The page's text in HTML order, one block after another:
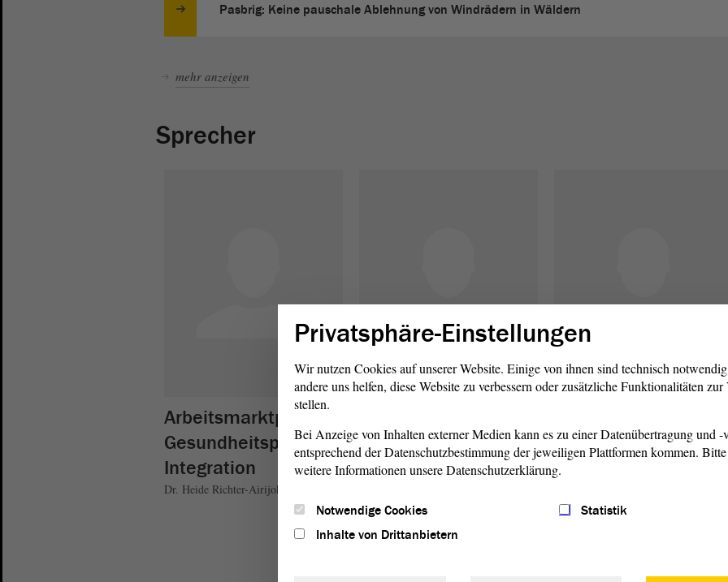
Pasbrig: Keine pauschale Ablehnung von Windrädern in Wäldern
mehr anzeigen
Sprecher
Arbeitsmarktpolitik,
Gesundheitspolitik,
Integration
Dr. Heide Richter-Airijoki
Gleichstellung,
Seniorenpolitik,
Familie, Kinder- und
Jugendpolitik
und
Erwachsenenbildung
Wissenschaftspolitik
Privatsphäre-Einstellungen
Wir nutzen Cookies auf unserer Website. Einige von ihnen sind technisch
andere uns helfen, diese Website zu verbessern oder zusätzliche Funktionalitäten
stellen.
Bei Anzeige von Inhalten externer Medien kann es zu einer Datenübertragung und -
entsprechend der Datenschutzbestimmung der jeweiligen Plattformen kommen.
weitere Informationen unsere Datenschutzerklärung.
Notwendige Cookies
Statistik
Inhalte von Drittanbietern